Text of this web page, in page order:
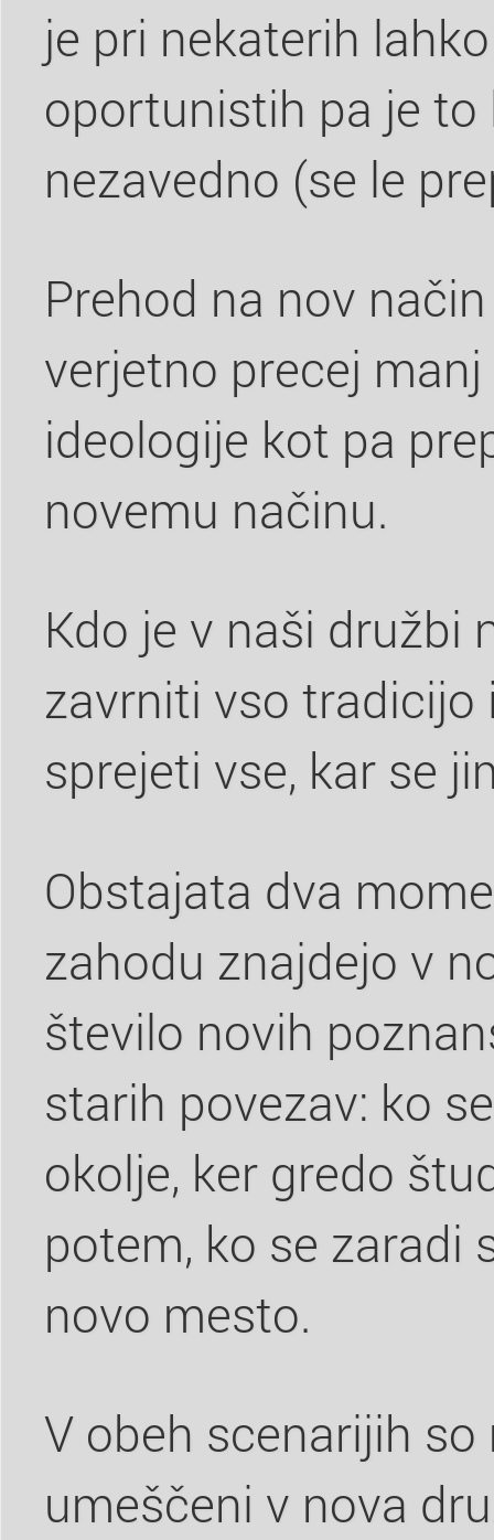
je pri nekaterih
oportunistih pa je to
nezavedno (se le
Prehod na nov
verjetno precej
ideologije kot pa
novemu načinu.
Kdo je v naši družbi
zavrniti vso
sprejeti vse, kar se
Obstajata dva
zahodu znajdejo v
število novih
starih povezav: ko
okolje, ker gredo
potem, ko se zaradi
novo mesto.
V obeh scenarijih
umeščeni v nova